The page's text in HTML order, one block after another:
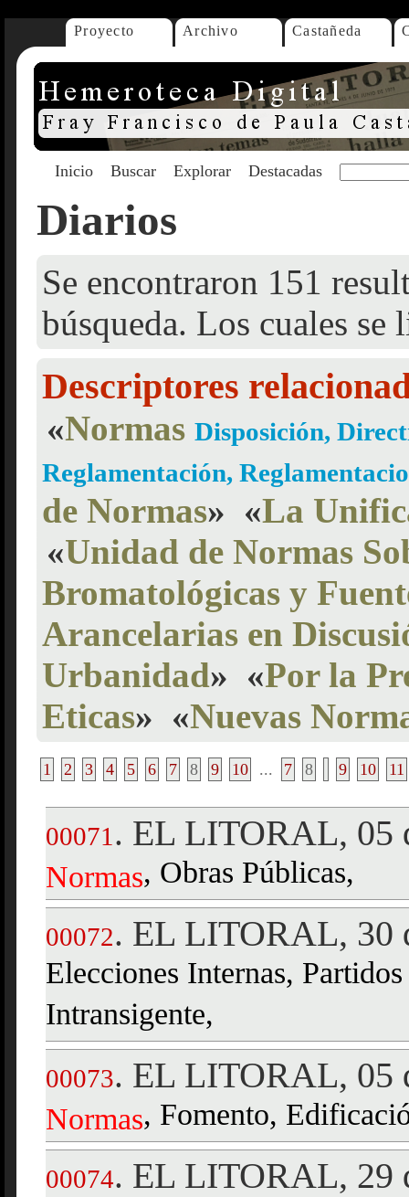
Proyecto Archivo Castañeda
Inicio Buscar Explorar Destacadas
Diarios
Se encontraron 151
búsqueda. Los cuales se
Descriptores
«Normas Disposición,
Reglamentación,
de Normas» «La
«Unidad de Normas
Bromatológicas y
Arancelarias en
Urbanidad» «Por la
Eticas» «Nuevas
1 2 3 4 5 6 7 8 9 10 ... 7 8 9 10 11
00071 . EL LITORAL, 05
Normas, Obras Públicas,
00072. EL LITORAL, 30
Elecciones Internas,
Intransigente,
00073. EL LITORAL, 05
Normas, Fomento,
00074. EL LITORAL, 29